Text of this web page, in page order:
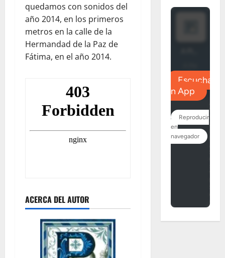
quedamos con sonidos del
año 2014, en los primeros
metros en la calle de la
Hermandad de la Paz de
Fátima, en el año 2014.
ACERCA DEL AUTOR